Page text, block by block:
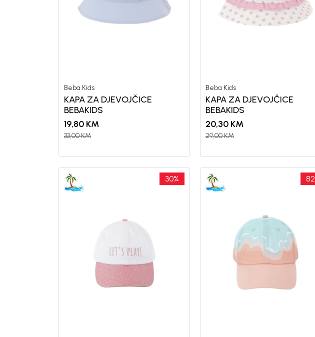
Beba Kids
KAPA ZA DJEVOJČICE
BEBAKIDS
19,80 KM
33,00KM
Beba Kids
KAPA ZA DJEVOJČICE
BEBAKIDS
20,30 KM
29,00KM
30% 82
decenijama veruju.
Prijavi se, ostvari popuste i postani deo BebaKids priče.